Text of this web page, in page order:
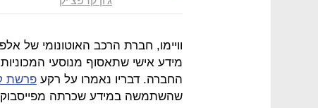
וויימו, חברת הרכב האוטונומי של
מידע אישי שתאסוף מנוסעי
החברה. דבריו נאמרו על רקע פרשת
שהשתמשה במידע שכרתה